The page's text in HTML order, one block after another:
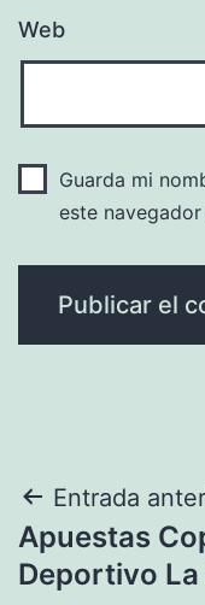
Web
Guarda mi
este
de
Entrada
Apuestas
Deportivo